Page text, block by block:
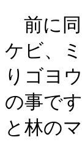
前に同
ケビ、
りゴヨ
の事で
と林の